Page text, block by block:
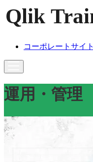
コーポレートサイト
運用・管理